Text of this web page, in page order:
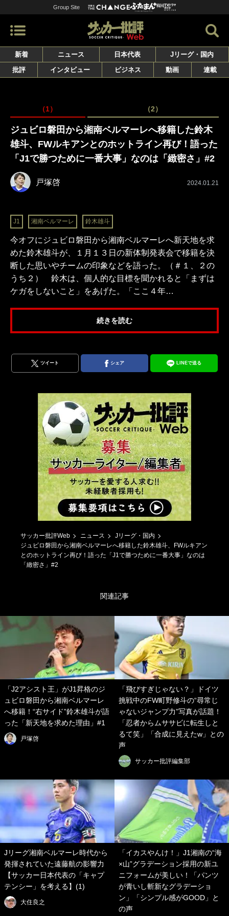
Group Site
新着 ニュース 日本代表
Jリーグ・国内
批評
インタビュー ビジネス 動画 連載
（1） （2）
ジュビロ磐田から湘南ベルマーレへ移籍した鈴木
雄斗、FWルキアンとのホットライン再び！語った
「J1で勝つために一番大事」なのは「緻密さ」#2
戸塚啓 2024.01.21
J1 湘南ベルマーレ 鈴木雄斗
今オフにジュビロ磐田から湘南ベルマーレへ新天地を求
めた鈴木雄斗が、１月１３日の新体制発表会で移籍を決
断した思いやチームの印象などを語った。（＃１、２の
うち２） 鈴木は、個人的な目標を聞かれると「まずは
ケガをしないこと」をあげた。「ここ４年…
続きを読む
ツイート シェア LINEで送る
サッカー批評Web ニュース
Jリーグ・国内
ジュビロ磐田から湘南ベルマーレへ移籍した鈴木雄斗、FWルキアン
とのホットライン再び！語った「J1で勝つために一番大事」なのは
「緻密さ」#2
関連記事
「J2アシスト王」がJ1昇格のジ
ュビロ磐田から湘南ベルマーレ
へ移籍！“右サイド”鈴木雄斗が語
った「新天地を求めた理由」#1
戸塚啓
「飛びすぎじゃない？」ドイツ
挑戦中のFW町野修斗の“尋常じ
ゃないジャンプ力”写真が話題！
「忍者からムササビに転生しと
るて笑」「合成に見えたw」との
声
サッカー批評編集部
Jリーグ湘南ベルマーレ時代から
発揮されていた遠藤航の影響力
【サッカー日本代表の「キャプ
テンシー」を考える】(1)
大住良之
「イカスやんけ！」J1湘南の“海
×山”グラデーション採用の新ユ
ニフォームが美しい！「パンツ
が青いし斬新なグラデーショ
ン」「シンプル感がGOOD」と
の声